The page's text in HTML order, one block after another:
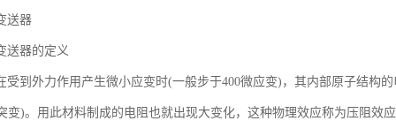
送器
送器的定义
受到外力作用产生微小应变时(一般步于400微应变)，其内部原子结构
变)。用此材料制成的电阻也就出现大变化，这种物理效应称为压阻效